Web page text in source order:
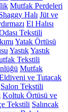
Mutfak Perdeleri
Halı Jüt ve
El Halısı
Tekstili
Yatak Örtüsü
YastıkYastık
Tekstili
Mutfak
Eldiveni ve Tutacak
Salon Tekstili
Koltuk Örtüsü ve
Tekstili Salıncak